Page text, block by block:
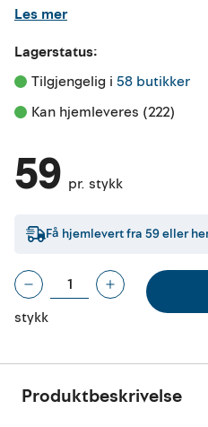
Les mer
Lagerstatus:
Tilgjengelig i 58 butikker
Kan hjemleveres (222)
59 pr. stykk
Få hjemlevert fra 59eller
stykk
Produktbeskrivelse